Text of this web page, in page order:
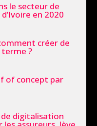
le secteur de
en 2020
créer de
terme ?
of concept par
digitalisation